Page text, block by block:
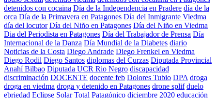
detenidos con cocaina Día de la Independencia en Pradere día de la
orca Día de la Primavera en Patagones Día del Inmigrante Viedma
día del locutor Día del Niño en Patagones Día del Niño en Viedma
Dia del Periodista en Patagones Día del Trabajador de Prensa Día
Internacional de la Danza Día Mundial de la Diabetes diario
Noticias de la Costa Diego Andrade Diego Frenkel en Viedma
Diego Rodil Diego Santos diplomas del Curzas Diputada Provincial
Anahí Bilbao Diputada UCR Rio Negro discapacidad
discriminación DOCENTE docente feb Dolores Tubio DPA droga
droga en viedma droga y detenido en Patagones drone splif duelo
ebriedad Eclipse Solar Total Patagónico diciembre 2020 educación